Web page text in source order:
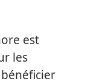
est
les